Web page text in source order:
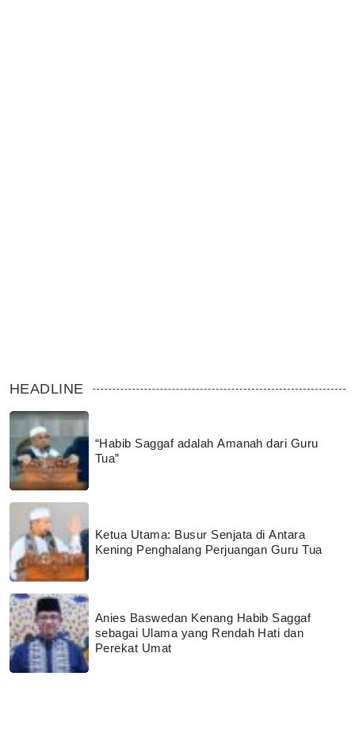
HEADLINE
“Habib Saggaf adalah Amanah dari Guru
Tua”
Ketua Utama: Busur Senjata di Antara
Kening Penghalang Perjuangan Guru Tua
Anies Baswedan Kenang Habib Saggaf
sebagai Ulama yang Rendah Hati dan
Perekat Umat